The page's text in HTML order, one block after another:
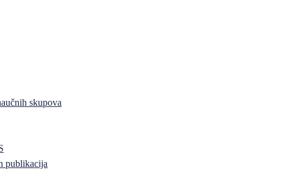
skupova
publikacija